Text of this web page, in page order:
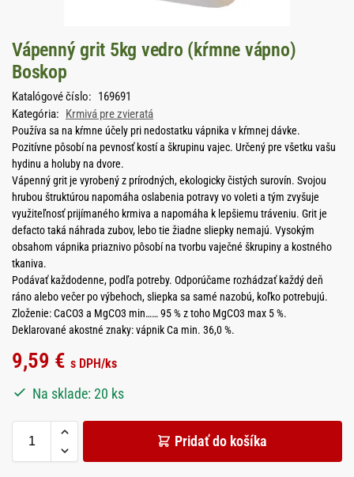
Vápenný grit 5kg vedro (kŕmne vápno)
Boskop
Katalógové číslo: 169691
Kategória: Krmivá pre zvieratá
Používa sa na kŕmne účely pri nedostatku vápnika v kŕmnej dávke.
Pozitívne pôsobí na pevnosť kostí a škrupinu vajec. Určený pre všetku vašu
hydinu a holuby na dvore.
Vápenný grit je vyrobený z prírodných, ekologicky čistých surovín. Svojou
hrubou štruktúrou napomáha oslabenia potravy vo voleti a tým zvyšuje
využiteľnosť prijímaného krmiva a napomáha k lepšiemu tráveniu. Grit je
defacto taká náhrada zubov, lebo tie žiadne sliepky nemajú. Vysokým
obsahom vápnika priaznivo pôsobí na tvorbu vaječné škrupiny a kostného
tkaniva.
Podávať každodenne, podľa potreby. Odporúčame rozhádzať každý deň
ráno alebo večer po výbehoch, sliepka sa samé nazobú, koľko potrebujú.
Zloženie: CaCO3 a MgCO3 min…… 95 % z toho MgCO3 max 5 %.
Deklarované akostné znaky: vápnik Ca min. 36,0 %.
9,59 € s DPH/ks
Na sklade: 20 ks
Pridať do košíka